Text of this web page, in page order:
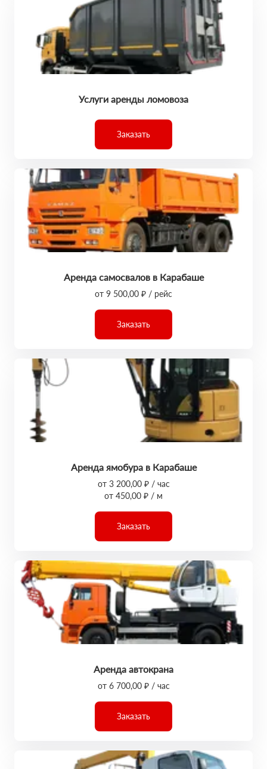
Услуги аренды ломовоза
Заказать
Аренда самосвалов в Карабаше
от 9 500,00 ₽ / рейс
Заказать
Аренда ямобура в Карабаше
от 3 200,00 ₽ / час
от 450,00 ₽ / м
Заказать
Аренда автокрана
от 6 700,00 ₽ / час
Заказать